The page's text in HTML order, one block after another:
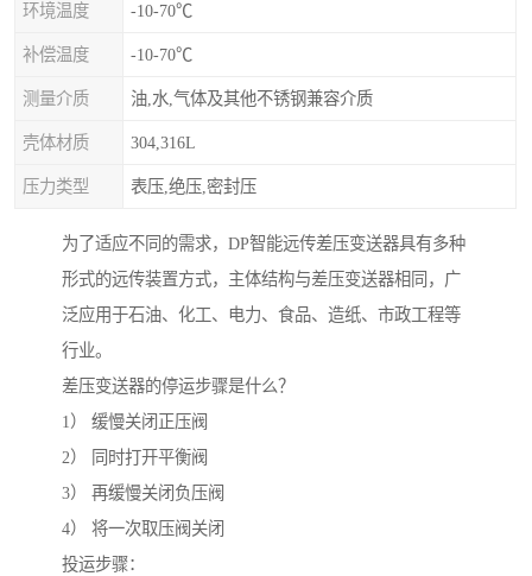
环境温度 -10-70℃
补偿温度 -10-70℃
测量介质 油,水,气体及其他不锈钢兼容介质
壳体材质 304,316L
压力类型 表压,绝压,密封压
为了适应不同的需求，DP智能远传差压变送器具有多种
形式的远传装置方式，主体结构与差压变送器相同，广
泛应用于石油、化工、电力、食品、造纸、市政工程等
行业。
差压变送器的停运步骤是什么？
1） 缓慢关闭正压阀
2） 同时打开平衡阀
3） 再缓慢关闭负压阀
4） 将一次取压阀关闭
投运步骤：